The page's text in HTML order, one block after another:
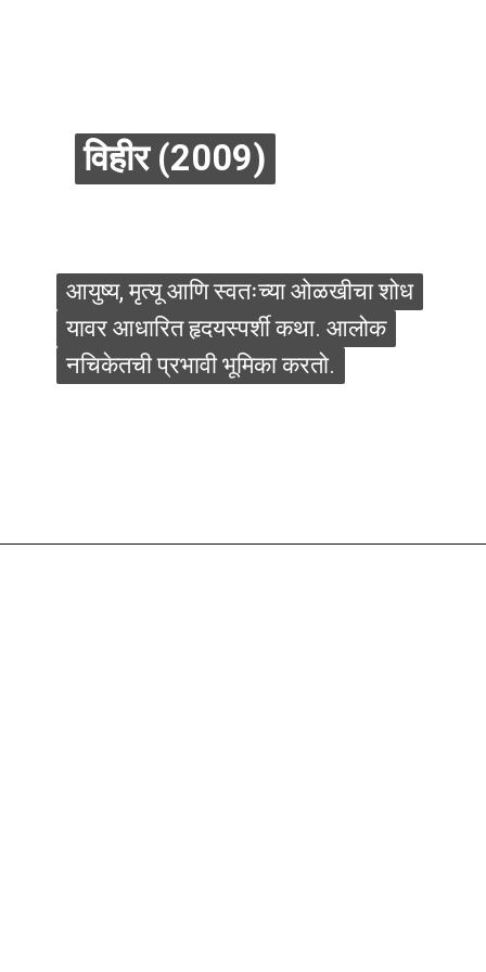
आयुष्य, मृत्यू आणि स्वतःच्या ओळखीचा शोध
यावर आधारित हृदयस्पर्शी कथा. आलोक
नचिकेतची प्रभावी भूमिका करतो.
आयुष्य, मृत्यू आणि स्वतःच्या ओळखीचा शोध
यावर आधारित हृदयस्पर्शी कथा. आलोक
नचिकेतची प्रभावी भूमिका करतो.
विहीर (2009)
विहीर (2009)